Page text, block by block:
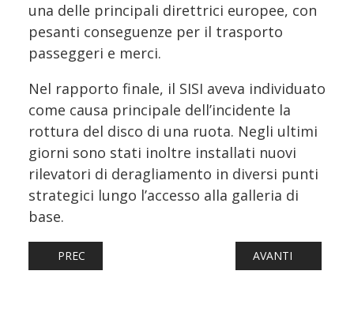
una delle principali direttrici europee, con
pesanti conseguenze per il trasporto
passeggeri e merci.
Nel rapporto finale, il SISI aveva individuato
come causa principale dell’incidente la
rottura del disco di una ruota. Negli ultimi
giorni sono stati inoltre installati nuovi
rilevatori di deragliamento in diversi punti
strategici lungo l’accesso alla galleria di
base.
ARTICOLO PRECEDENTE: ROMA-PESCARA, IL
PREC ARTICOLO
AVANTI